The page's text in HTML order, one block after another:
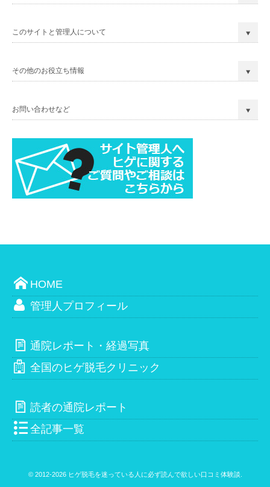
このサイトと管理人について
その他のお役立ち情報
お問い合わせなど
HOME
管理人プロフィール
通院レポート・経過写真
全国のヒゲ脱毛クリニック
読者の通院レポート
全記事一覧
© 2012-2026 ヒゲ脱毛を迷っている人に必ず読んで欲しい口コミ体験談.